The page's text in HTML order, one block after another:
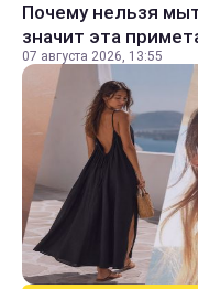
Почему нельзя
значит эта
07 августа 2026, 13:55